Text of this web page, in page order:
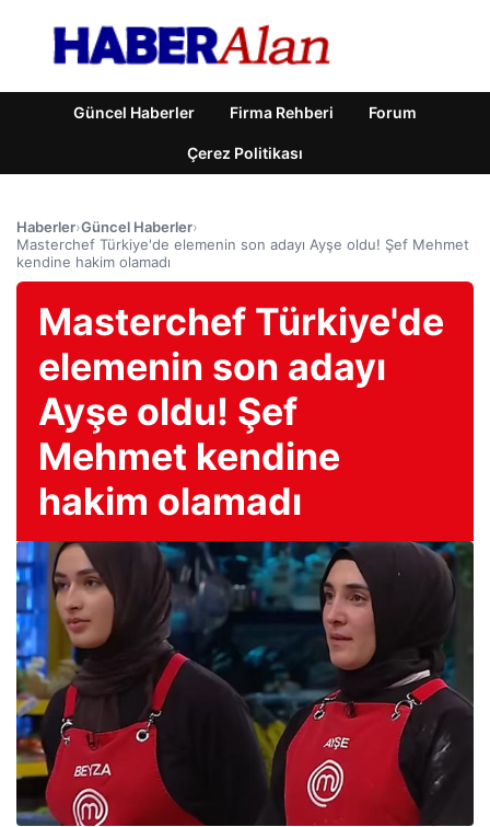
Güncel Haberler Firma Rehberi Forum
Çerez Politikası
Haberler›Güncel Haberler›
Masterchef Türkiye'de elemenin son adayı Ayşe oldu! Şef Mehmet
kendine hakim olamadı
Masterchef Türkiye'de
elemenin son adayı
Ayşe oldu! Şef
Mehmet kendine
hakim olamadı